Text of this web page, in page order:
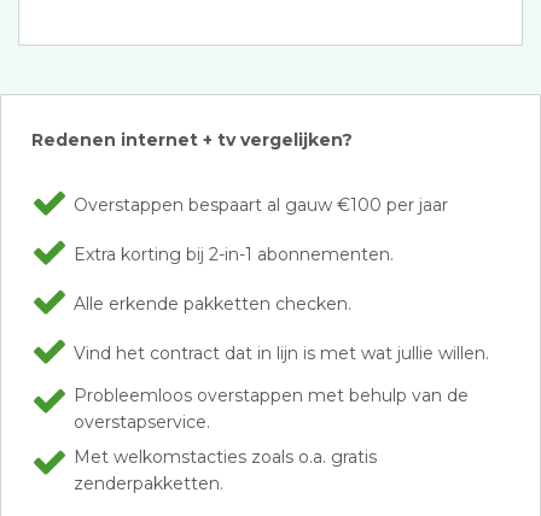
Redenen internet + tv vergelijken?
Overstappen bespaart al gauw €100 per jaar
Extra korting bij 2-in-1 abonnementen.
Alle erkende pakketten checken.
Vind het contract dat in lijn is met wat jullie willen.
Probleemloos overstappen met behulp van de
overstapservice.
Met welkomstacties zoals o.a. gratis
zenderpakketten.